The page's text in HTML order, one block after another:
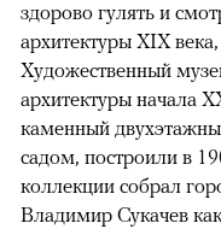
здорово гулять и
архитектуры XIX
Художественный
архитектуры начала
каменный
садом, построили в
коллекции собрал
Владимир Сукачев